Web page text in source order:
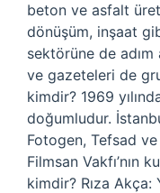
beton ve asfalt
dönüşüm, inşaat
sektörüne de
ve gazeteleri de
kimdir? 1969
doğumludur.
Fotogen, Tefsad
Filmsan Vakfı’nın
kimdir? Rıza Akça: